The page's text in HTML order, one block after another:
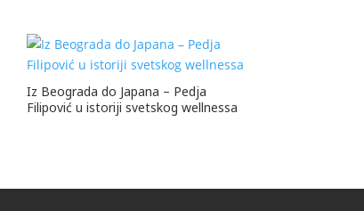
Iz Beograda do Japana – Pedja
Filipović u istoriji svetskog wellnessa